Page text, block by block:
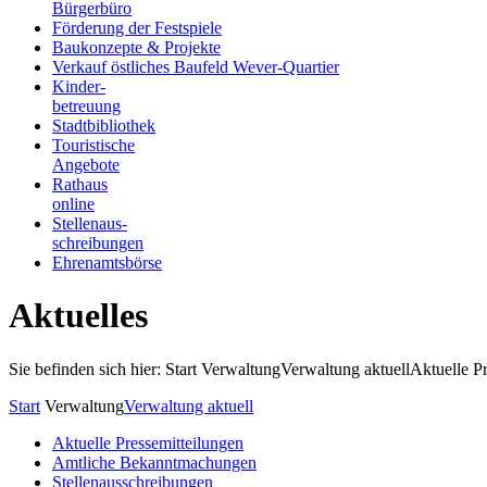
Bürgerbüro
Förderung der Festspiele
Baukonzepte & Projekte
Verkauf östliches Baufeld Wever-Quartier
Kinder-
betreuung
Stadtbibliothek
Touristische
Angebote
Rathaus
online
Stellenaus-
schreibungen
Ehrenamtsbörse
Aktuelles
Sie befinden sich hier: Start VerwaltungVerwaltung aktuellAktuelle
Start VerwaltungVerwaltung aktuell
Aktuelle Pressemitteilungen
Amtliche Bekanntmachungen
Stellenausschreibungen